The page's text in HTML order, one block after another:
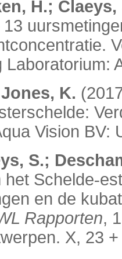
H.;
Laboratorium:
K.
Vision
S.;
het Schelde‐
en de
Rapporten,
X, 23